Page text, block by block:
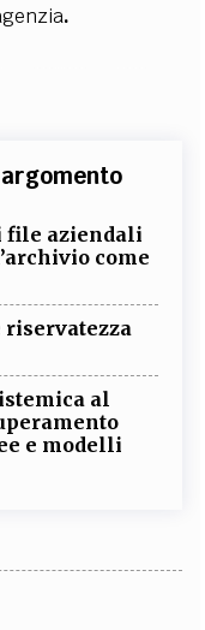
.
file aziendali
come
al
e modelli